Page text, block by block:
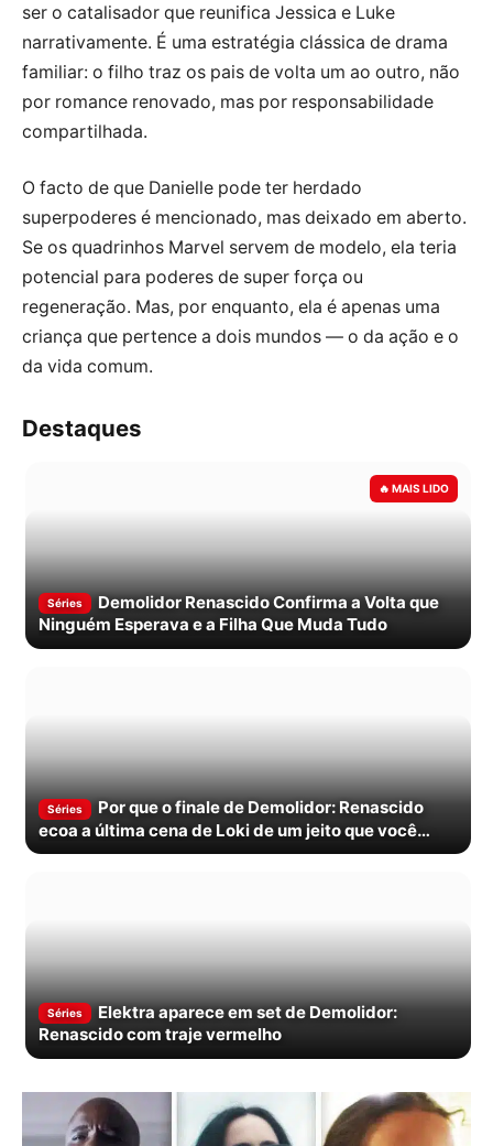
ser o catalisador que reunifica Jessica e Luke
narrativamente. É uma estratégia clássica de drama
familiar: o filho traz os pais de volta um ao outro, não
por romance renovado, mas por responsabilidade
compartilhada.
O facto de que Danielle pode ter herdado
superpoderes é mencionado, mas deixado em aberto.
Se os quadrinhos Marvel servem de modelo, ela teria
potencial para poderes de super força ou
regeneração. Mas, por enquanto, ela é apenas uma
criança que pertence a dois mundos — o da ação e o
da vida comum.
Destaques
Séries
Demolidor Renascido Confirma a Volta que
Ninguém Esperava e a Filha Que Muda Tudo
Séries
Por que o finale de Demolidor: Renascido
ecoa a última cena de Loki de um jeito que você
provavelmente não notou
Séries
Elektra aparece em set de Demolidor:
Renascido com traje vermelho